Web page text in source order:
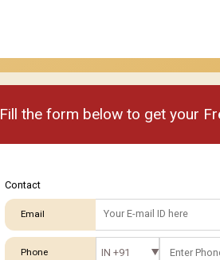
Contact
Email
Phone IN +91
Fill the form below to get your